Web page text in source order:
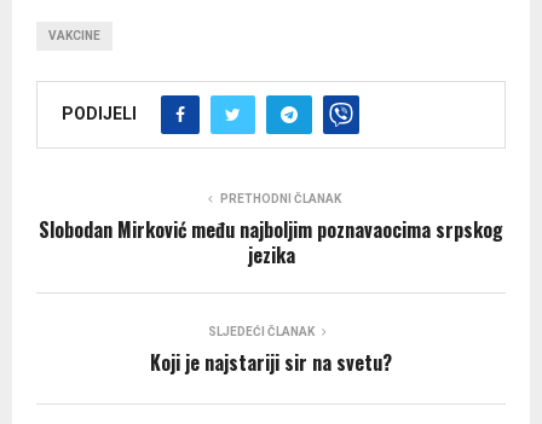
VAKCINE
PODIJELI
PRETHODNI ČLANAK
Slobodan Mirković među najboljim poznavaocima srpskog
jezika
SLJEDEĆI ČLANAK
Koji je najstariji sir na svetu?